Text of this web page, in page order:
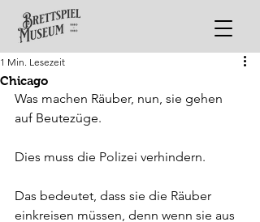
Chicago
1 Min. Lesezeit
Was machen Räuber, nun, sie gehen
auf Beutezüge.
Dies muss die Polizei verhindern.
Das bedeutet, dass sie die Räuber
einkreisen müssen, denn wenn sie aus